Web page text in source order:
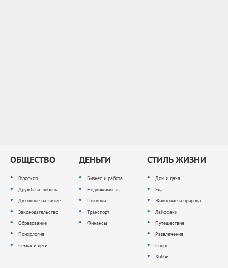
ОБЩЕСТВО
Гороскоп
Дружба и любовь
Духовное развитие
Законодательство
Образование
Психология
Семья и дети
ДЕНЬГИ
Бизнес и работа
Недвижимость
Покупки
Транспорт
Финансы
СТИЛЬ ЖИЗНИ
Дом и дача
Еда
Животные и природа
Лайфхаки
Путешествия
Развлечения
Спорт
Хобби